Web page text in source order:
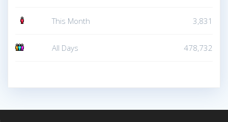
This Month 3,831
All Days 478,732